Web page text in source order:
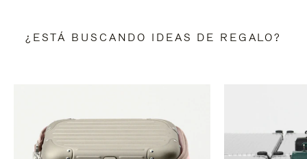
¿ESTÁ BUSCANDO IDEAS DE REGALO?